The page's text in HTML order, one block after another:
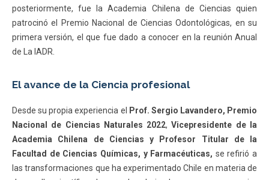
posteriormente, fue la Academia Chilena de Ciencias quien
patrocinó el Premio Nacional de Ciencias Odontológicas, en su
primera versión, el que fue dado a conocer en la reunión Anual
de La IADR.
El avance de la Ciencia profesional
Desde su propia experiencia el
Prof. Sergio Lavandero, Premio
Nacional de Ciencias Naturales 2022,Vicepresidente de la
Academia Chilena de Ciencias y Profesor Titular de la
Facultad de Ciencias Químicas, y Farmacéuticas, se refirió a
las transformaciones que ha experimentado Chile en materia de